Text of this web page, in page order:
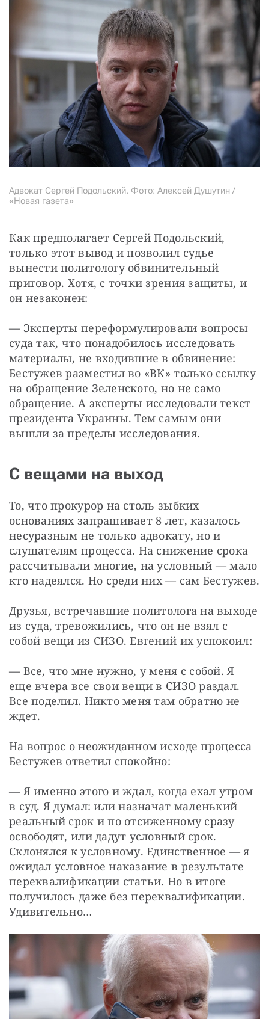
Адвокат Сергей Подольский. Фото: Алексей Душутин /
«Новая газета»
Как предполагает Сергей Подольский,
только этот вывод и позволил судье
вынести политологу обвинительный
приговор. Хотя, с точки зрения защиты, и
он незаконен:
— Эксперты переформулировали вопросы
суда так, что понадобилось исследовать
материалы, не входившие в обвинение:
Бестужев разместил во «ВК» только ссылку
на обращение Зеленского, но не само
обращение. А эксперты исследовали текст
президента Украины. Тем самым они
вышли за пределы исследования.
С вещами на выход
То, что прокурор на столь зыбких
основаниях запрашивает 8 лет, казалось
несуразным не только адвокату, но и
слушателям процесса. На снижение срока
рассчитывали многие, на условный — мало
кто надеялся. Но среди них — сам Бестужев.
Друзья, встречавшие политолога на выходе
из суда, тревожились, что он не взял с
собой вещи из СИЗО. Евгений их успокоил:
— Все, что мне нужно, у меня с собой. Я
еще вчера все свои вещи в СИЗО раздал.
Все поделил. Никто меня там обратно не
ждет.
На вопрос о неожиданном исходе процесса
Бестужев ответил спокойно:
— Я именно этого и ждал, когда ехал утром
в суд. Я думал: или назначат маленький
реальный срок и по отсиженному сразу
освободят, или дадут условный срок.
Склонялся к условному. Единственное — я
ожидал условное наказание в результате
переквалификации статьи. Но в итоге
получилось даже без переквалификации.
Удивительно…